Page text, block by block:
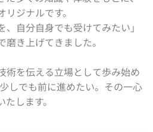
ジナルです。
、自分自身でも受けてみたい」
き上げてきました。
術を伝える立場として歩み始め
しでも前に進めたい。その一心
します。